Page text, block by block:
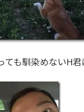
ても馴染めないH君